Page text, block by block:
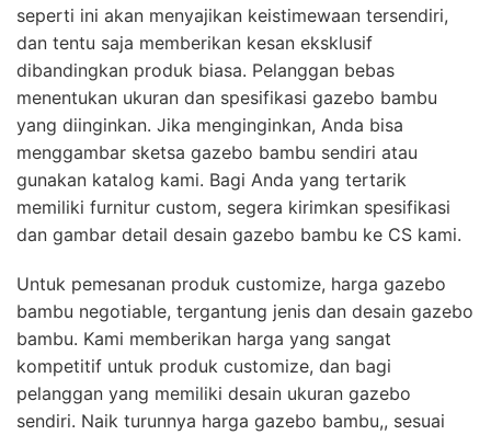
seperti ini akan menyajikan keistimewaan tersendiri,
dan tentu saja memberikan kesan eksklusif
dibandingkan produk biasa. Pelanggan bebas
menentukan ukuran dan spesifikasi gazebo bambu
yang diinginkan. Jika menginginkan, Anda bisa
menggambar sketsa gazebo bambu sendiri atau
gunakan katalog kami. Bagi Anda yang tertarik
memiliki furnitur custom, segera kirimkan spesifikasi
dan gambar detail desain gazebo bambu ke CS kami.
Untuk pemesanan produk customize, harga gazebo
bambu negotiable, tergantung jenis dan desain gazebo
bambu. Kami memberikan harga yang sangat
kompetitif untuk produk customize, dan bagi
pelanggan yang memiliki desain ukuran gazebo
sendiri. Naik turunnya harga gazebo bambu,, sesuai